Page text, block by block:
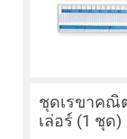
ชุดเรขาคณิ
เล่อร์ (1 ชุด)